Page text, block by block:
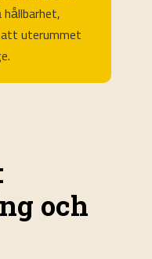
säkerställer
för säker
och